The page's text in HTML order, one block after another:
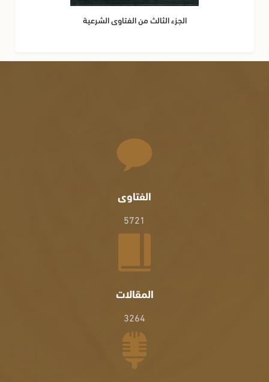
الجزء الثالث من الفتاوى الشرعية
الفتاوى
5721
المقالات
3264